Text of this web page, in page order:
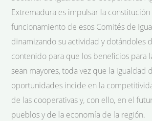
Extremadura es impulsar la constitución
funcionamiento de esos Comités de
dinamizando su actividad y dotándoles
contenido para que los beneficios para
sean mayores, toda vez que la igualdad
oportunidades incide en la
de las cooperativas y, con ello, en el
pueblos y de la economía de la región.